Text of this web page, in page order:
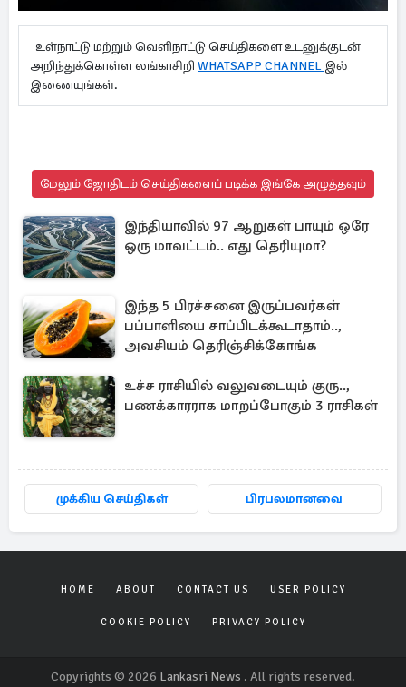
உள்நாட்டு மற்றும் வெளிநாட்டு செய்திகளை உடனுக்குடன்
அறிந்துக்கொள்ள லங்காசிறி WHATSAPP CHANNEL இல்
இணையுங்கள்.
மேலும் ஜோதிடம் செய்திகளைப் படிக்க இங்கே அழுத்தவும்
இந்தியாவில் 97 ஆறுகள் பாயும் ஒரே
ஒரு மாவட்டம்.. எது தெரியுமா?
இந்த 5 பிரச்சனை இருப்பவர்கள்
பப்பாளியை சாப்பிடக்கூடாதாம்..,
அவசியம் தெரிஞ்சிக்கோங்க
உச்ச ராசியில் வலுவடையும் குரு..,
பணக்காரராக மாறப்போகும் 3 ராசிகள்
முக்கிய செய்திகள் பிரபலமானவை
HOME ABOUT CONTACT US USER POLICY
COOKIE POLICY PRIVACY POLICY
Copyrights © 2026 Lankasri News . All rights reserved.